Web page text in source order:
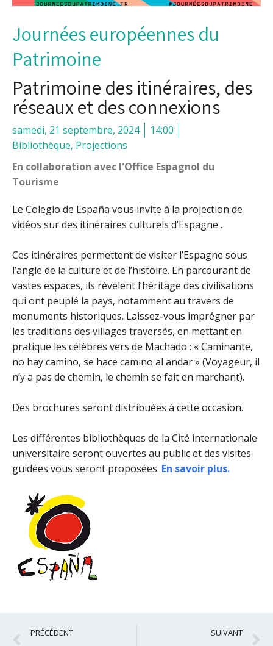
Journées européennes du
Patrimoine
Patrimoine des itinéraires, des
réseaux et des connexions
samedi, 21 septembre, 2024
14:00
Bibliothèque, Projections
En collaboration avec l'Office Espagnol du
Tourisme
Le Colegio de España vous invite à la projection de
vidéos sur des itinéraires culturels d’Espagne .
Ces itinéraires permettent de visiter l’Espagne sous
l’angle de la culture et de l’histoire. En parcourant de
vastes espaces, ils révèlent l’héritage des civilisations
qui ont peuplé la pays, notamment au travers de
monuments historiques. Laissez-vous imprégner par
les traditions des villages traversés, en mettant en
pratique les célèbres vers de Machado : « Caminante,
no hay camino, se hace camino al andar » (Voyageur, il
n’y a pas de chemin, le chemin se fait en marchant).
Des brochures seront distribuées à cette occasion.
Les différentes bibliothèques de la Cité internationale
universitaire seront ouvertes au public et des visites
guidées vous seront proposées. En savoir plus.
Précédent
PRÉCÉDENT SUIVANT